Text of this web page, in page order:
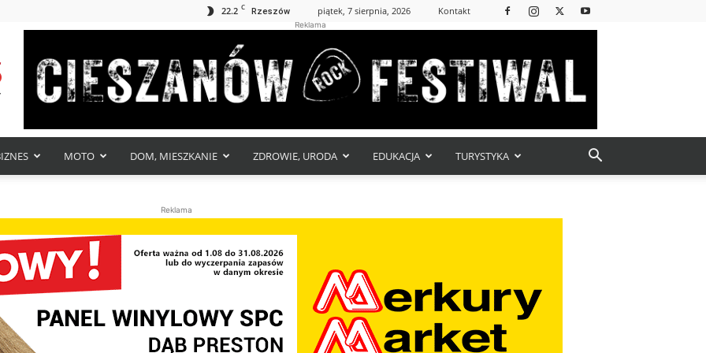
22.2 C Rzeszów piątek, 7 sierpnia, 2026 Kontakt
Reklama
MOTO DOM, MIESZKANIE ZDROWIE, URODA EDUKACJA TURYSTYKA
Reklama